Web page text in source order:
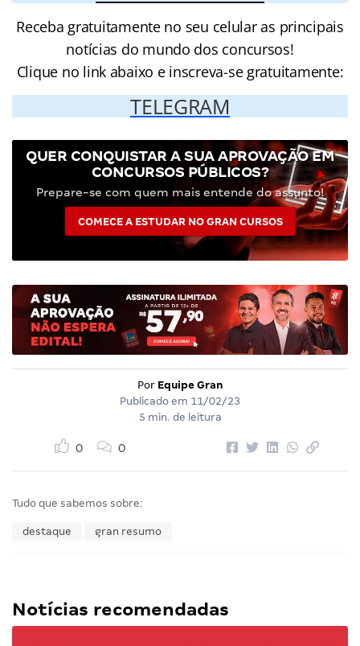
Receba gratuitamente no seu celular as principais
notícias do mundo dos concursos!
Clique no link abaixo e inscreva-se gratuitamente:
TELEGRAM
QUER CONQUISTAR A SUA APROVAÇÃO EM
CONCURSOS PÚBLICOS?
Prepare-se com quem mais entende do assunto!
COMECE A ESTUDAR NO GRAN CURSOS
Por Equipe Gran
Publicado em 11/02/23
5 min. de leitura
0 0
Tudo que sabemos sobre:
destaque gran resumo
Notícias recomendadas